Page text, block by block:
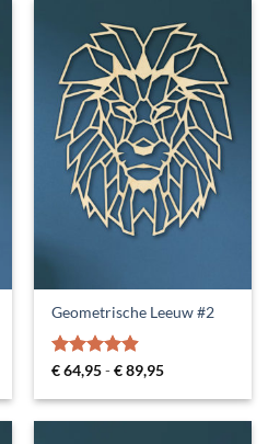
Geometrische Leeuw #2
Gewaardeerd
€64,95-€89,95Prijsklasse:
tot